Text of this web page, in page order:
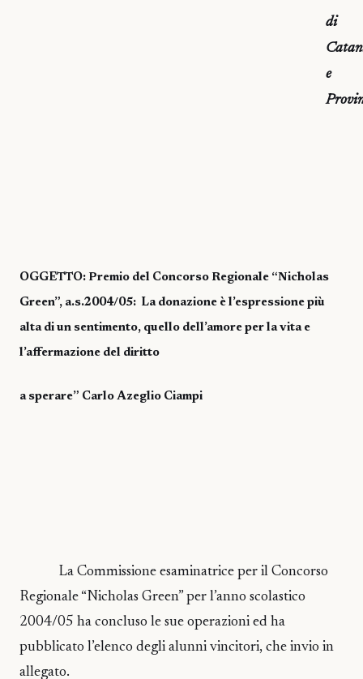
di
e
OGGETTO: Premio del Concorso Regionale “Nicholas
Green”, a.s.2004/05: La donazione è l’espressione più
alta di un sentimento, quello dell’amore per la vita e
l’affermazione del diritto
a sperare” Carlo Azeglio Ciampi
La Commissione esaminatrice per il Concorso
Regionale “Nicholas Green” per l’anno scolastico
2004/05 ha concluso le sue operazioni ed ha
pubblicato l’elenco degli alunni vincitori, che invio in
allegato.